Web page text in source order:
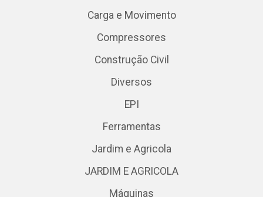
Carga e Movimento
Compressores
Construção Civil
Diversos
EPI
Ferramentas
Jardim e Agricola
JARDIM E AGRICOLA
Máquinas